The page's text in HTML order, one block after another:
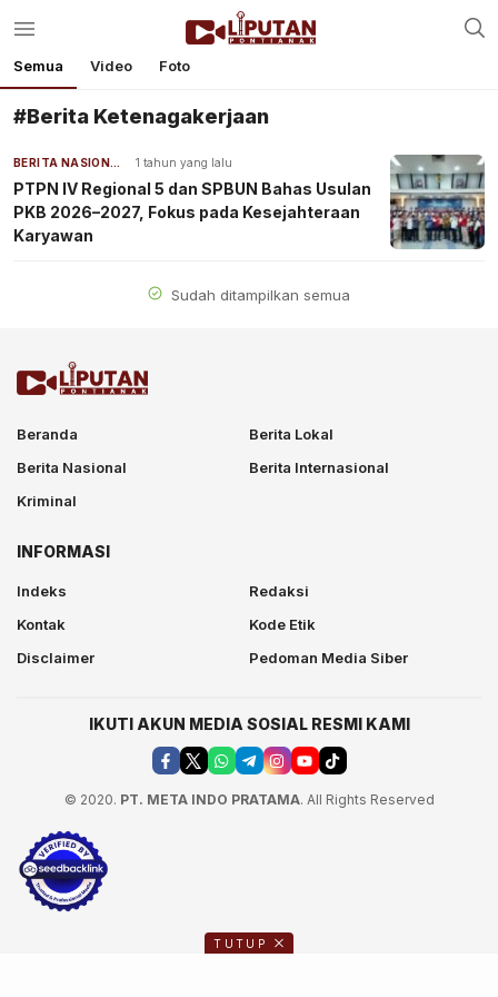
Semua Video Foto
#Berita Ketenagakerjaan
BERITA NASIONAL 1 tahun yang lalu
PTPN IV Regional 5 dan SPBUN Bahas Usulan
PKB 2026–2027, Fokus pada Kesejahteraan
Karyawan
Sudah ditampilkan semua
Beranda
Berita Lokal
Berita Nasional
Berita Internasional
Kriminal
INFORMASI
Indeks
Redaksi
Kontak
Kode Etik
Disclaimer
Pedoman Media Siber
IKUTI AKUN MEDIA SOSIAL RESMI KAMI
© 2020. PT. META INDO PRATAMA. All Rights Reserved
TUTUP